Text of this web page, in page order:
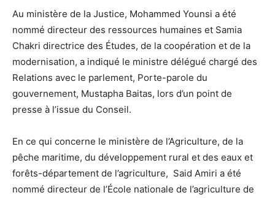
Au ministère de la Justice, Mohammed Younsi a été
nommé directeur des ressources humaines et Samia
Chakri directrice des Études, de la coopération et de la
modernisation, a indiqué le ministre délégué chargé des
Relations avec le parlement, Porte-parole du
gouvernement, Mustapha Baitas, lors d’un point de
presse à l’issue du Conseil.
En ce qui concerne le ministère de l’Agriculture, de la
pêche maritime, du développement rural et des eaux et
forêts-département de l’agriculture, Said Amiri a été
nommé directeur de l’École nationale de l’agriculture de